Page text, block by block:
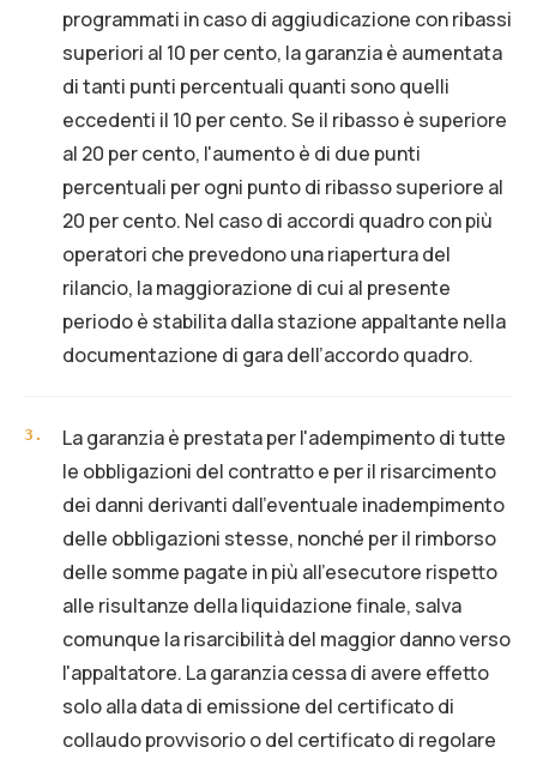
programmati in caso di aggiudicazione con ribassi
superiori al 10 per cento, la garanzia è aumentata
di tanti punti percentuali quanti sono quelli
eccedenti il 10 per cento. Se il ribasso è superiore
al 20 per cento, l'aumento è di due punti
percentuali per ogni punto di ribasso superiore al
20 per cento. Nel caso di accordi quadro con più
operatori che prevedono una riapertura del
rilancio, la maggiorazione di cui al presente
periodo è stabilita dalla stazione appaltante nella
documentazione di gara dell’accordo quadro.
3 .
La garanzia è prestata per l'adempimento di tutte
le obbligazioni del contratto e per il risarcimento
dei danni derivanti dall'eventuale inadempimento
delle obbligazioni stesse, nonché per il rimborso
delle somme pagate in più all'esecutore rispetto
alle risultanze della liquidazione finale, salva
comunque la risarcibilità del maggior danno verso
l'appaltatore. La garanzia cessa di avere effetto
solo alla data di emissione del certificato di
collaudo provvisorio o del certificato di regolare